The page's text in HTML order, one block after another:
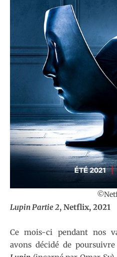
Lupin Partie 2, Netflix, 2021
Ce mois-ci pendant nos
avons décidé de